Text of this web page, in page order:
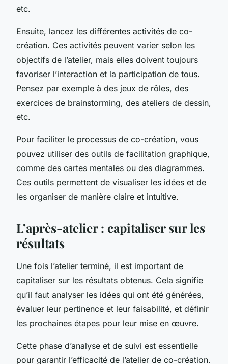
etc.
Ensuite, lancez les différentes activités de co-
création. Ces activités peuvent varier selon les
objectifs de l’atelier, mais elles doivent toujours
favoriser l’interaction et la participation de tous.
Pensez par exemple à des jeux de rôles, des
exercices de brainstorming, des ateliers de dessin,
etc.
Pour faciliter le processus de co-création, vous
pouvez utiliser des outils de facilitation graphique,
comme des cartes mentales ou des diagrammes.
Ces outils permettent de visualiser les idées et de
les organiser de manière claire et intuitive.
L’après-atelier : capitaliser sur les
résultats
Une fois l’atelier terminé, il est important de
capitaliser sur les résultats obtenus. Cela signifie
qu’il faut analyser les idées qui ont été générées,
évaluer leur pertinence et leur faisabilité, et définir
les prochaines étapes pour leur mise en œuvre.
Cette phase d’analyse et de suivi est essentielle
pour garantir l’efficacité de l’atelier de co-création.